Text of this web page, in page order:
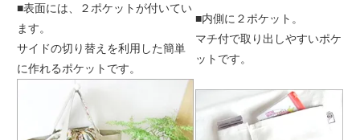
■表面には、２ポケットが付いてい
ます。
サイドの切り替えを利用した簡単
に作れるポケットです。
■内側に２ポケット。
マチ付で取り出しやすいポケ
ットです。